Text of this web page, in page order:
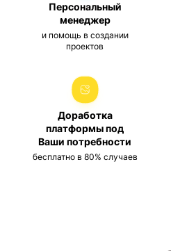
Персональный
менеджер
и помощь в создании
проектов
Доработка
платформы под
Ваши потребности
бесплатно в 80% случаев